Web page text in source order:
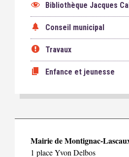
Bibliothèque Jacques
Conseil municipal
Travaux
Enfance et jeunesse
Mairie de Montignac-
1 place Yvon Delbos